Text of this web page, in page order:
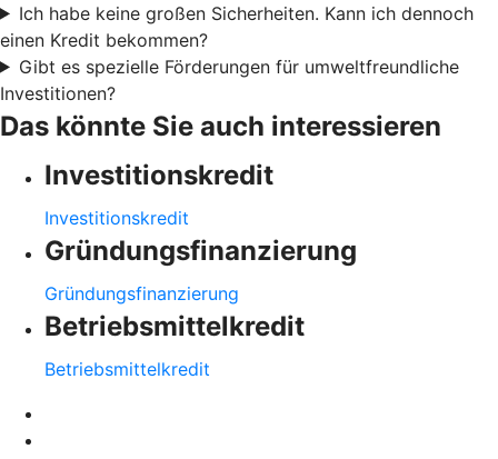
Ich habe keine großen Sicherheiten. Kann ich dennoch
einen Kredit bekommen?
Gibt es spezielle Förderungen für umweltfreundliche
Investitionen?
Das könnte Sie auch interessieren
Investitionskredit
Investitionskredit
Gründungsfinanzierung
Gründungsfinanzierung
Betriebsmittelkredit
Betriebsmittelkredit